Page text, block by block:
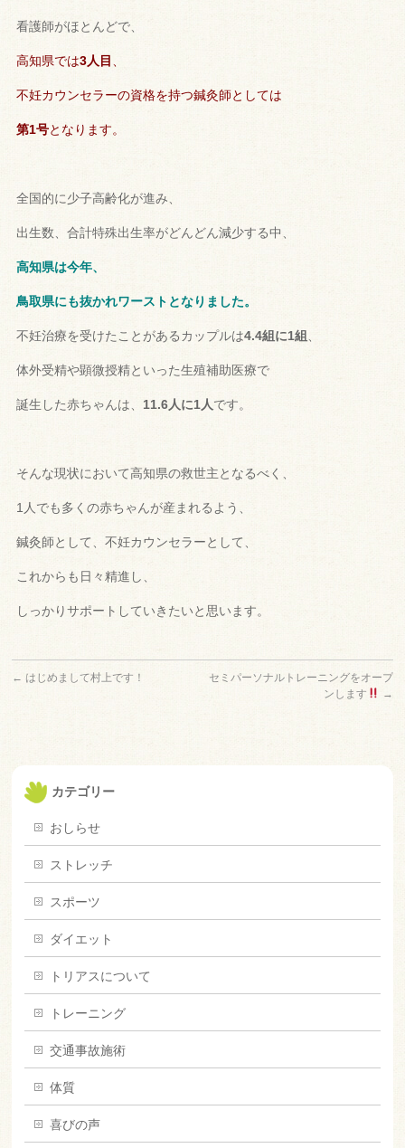
看護師がほとんどで、
高知県では3人目
不妊カウンセラーの資格を持つ鍼灸師としては
第1号となります。
全国的に少子高齢化が進み、
出生数、合計特殊出生率がどんどん減少する中、
高知県は今年、
鳥取県にも抜かれワーストとなりました。
不妊治療を受けたことがあるカップルは4.4組に1組
体外受精や顕微授精といった生殖補助医療で
誕生した赤ちゃんは、 11.6人に1人です。
そんな現状において高知県の救世主となるべく、
1人でも多くの赤ちゃんが産まれるよう、
鍼灸師として、不妊カウンセラーとして、
これからも日々精進し、
しっかりサポートしていきたいと思います。
← はじめまして村上です！
セミパーソナルトレーニングをオープ
ンします
→
カテゴリー
おしらせ
ストレッチ
スポーツ
ダイエット
トリアスについて
トレーニング
交通事故施術
体質
喜びの声